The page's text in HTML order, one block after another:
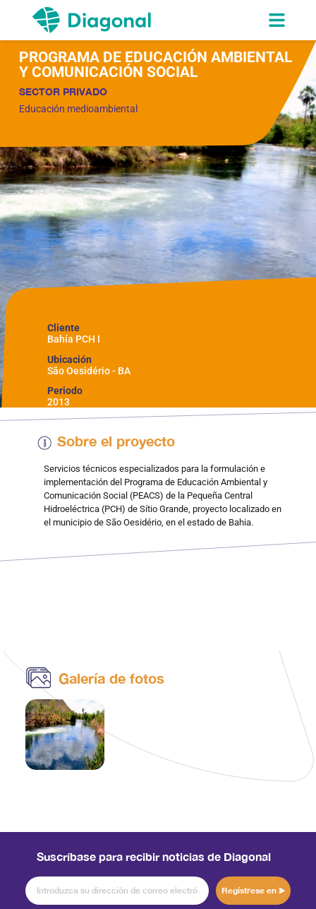
PROGRAMA DE EDUCACIÓN AMBIENTAL
Y COMUNICACIÓN SOCIAL
SECTOR PRIVADO
Educación medioambiental
Cliente
Bahía PCH I
Ubicación
São Oesidério - BA
Periodo
2013
Sobre el proyecto
Servicios técnicos especializados para la formulación e
implementación del Programa de Educación Ambiental y
Comunicación Social (PEACS) de la Pequeña Central
Hidroeléctrica (PCH) de Sítio Grande, proyecto localizado en
el municipio de São Oesidério, en el estado de Bahia.
Galería de fotos
Suscríbase para recibir noticias de Diagonal
Regístrese en